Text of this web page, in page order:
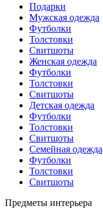
Подарки
Мужская одежда
Футболки
Толстовки
Свитшоты
Женская одежда
Футболки
Толстовки
Свитшоты
Детская одежда
Футболки
Толстовки
Свитшоты
Семейная одежда
Футболки
Толстовки
Свитшоты
Предметы интерьера